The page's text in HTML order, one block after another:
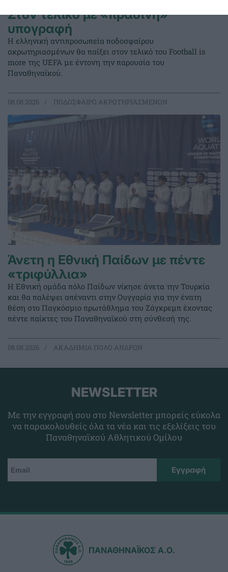
Στον τελικό με «πράσινη»
υπογραφή
Η ελληνική αντιπροσωπεία ποδοσφαίρου
ακρωτηριασμένων θα παίξει στον τελικό του Football is
more της UEFA με έντονη την παρουσία του
Παναθηναϊκού.
08.08.2026 ΠΟΔΟΣΦΑΙΡΟ ΑΚΡΩΤΗΡΙΑΣΜΕΝΩΝ
Άνετη η Εθνική Παίδων με πέντε
«τριφύλλια»
Η Εθνική ομάδα πόλο Παίδων νίκησε άνετα την Τουρκία
και θα παλέψει απέναντι στην Ουγγαρία για την ένατη
θέση στο Παγκόσμιο πρωτάθλημα του Ζάγκρεμπ έχοντας
πέντε παίκτες του Παναθηναϊκού στη σύνθεσή της.
08.08.2026 ΑΚΑΔΗΜΙΑ ΠΟΛΟ ΑΝΔΡΩΝ
NEWSLETTER
Με την εγγραφή σου στο Newsletter μπορείς εύκολα
να παρακολουθείς όλα τα νέα και τις εξελίξεις του
Παναθηναϊκού Αθλητικού Ομίλου
ΠΑΝΑΘΗΝΑΪΚΟΣ Α.Ο.